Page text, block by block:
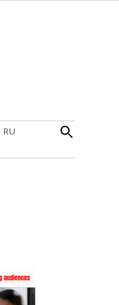
RU
Open
Search